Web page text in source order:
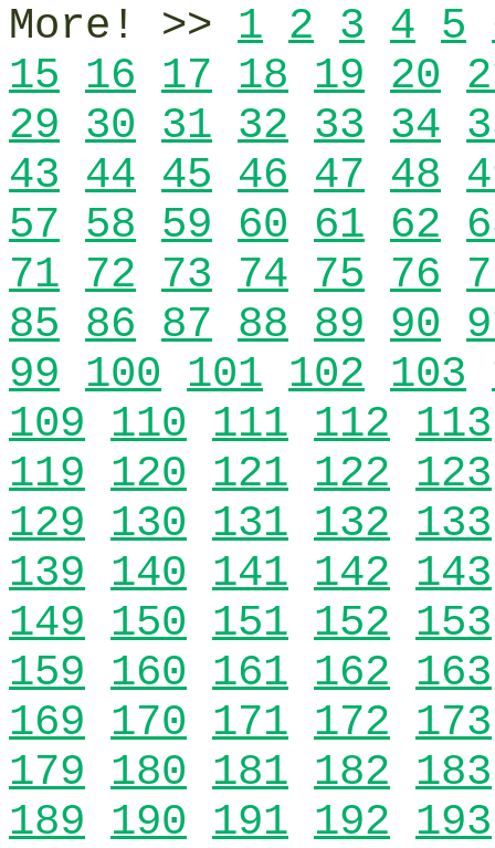
More! >> 1 2 3 4 5
15 16 17 18 19 20
29 30 31 32 33 34
43 44 45 46 47 48
57 58 59 60 61 62
71 72 73 74 75 76
85 86 87 88 89 90
99 100 101 102 103
109 110 111 112 113
119 120 121 122 123
129 130 131 132 133
139 140 141 142 143
149 150 151 152 153
159 160 161 162 163
169 170 171 172 173
179 180 181 182 183
189 190 191 192 193